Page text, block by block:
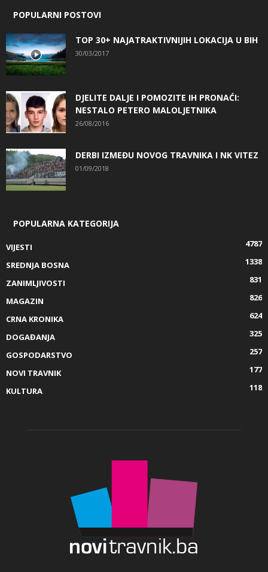
POPULARNI POSTOVI
TOP 30+ NAJATRAKTIVNIJIH LOKACIJA U BIH
30/03/2017
DJELITE DALJE I POMOZITE IH PRONAĆI:
NESTALO PETERO MALOLJETNIKA
26/08/2016
DERBI IZMEĐU NOVOG TRAVNIKA I NK VITEZ
01/09/2018
POPULARNA KATEGORIJA
VIJESTI
4787
SREDNJA BOSNA
1338
ZANIMLJIVOSTI
831
MAGAZIN
826
CRNA KRONIKA
624
DOGAĐANJA
325
GOSPODARSTVO
257
NOVI TRAVNIK
177
KULTURA
118